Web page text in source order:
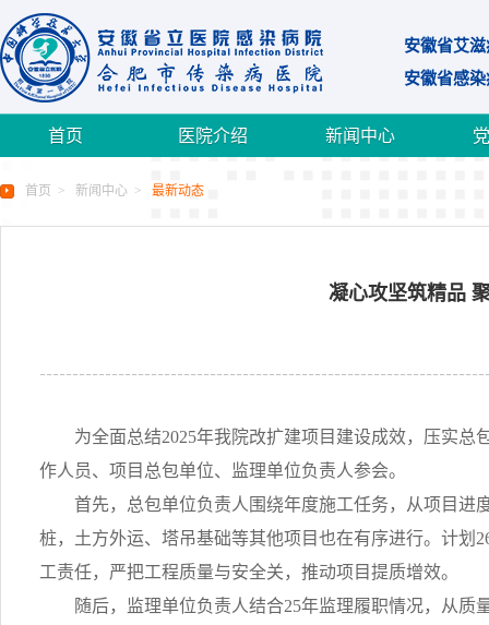
安徽省艾
安徽省感
首页 医院介绍 新闻中心
首页 > 新闻中心 > 最新动态
凝心攻坚筑精品
为全面总结2025年我院改扩建项目建设成效，压实总
作人员、项目总包单位、监理单位负责人参会。
首先，总包单位负责人围绕年度施工任务，从项目进
桩，土方外运、塔吊基础等其他项目也在有序进行。计划
工责任，严把工程质量与安全关，推动项目提质增效。
随后，监理单位负责人结合25年监理履职情况，从质